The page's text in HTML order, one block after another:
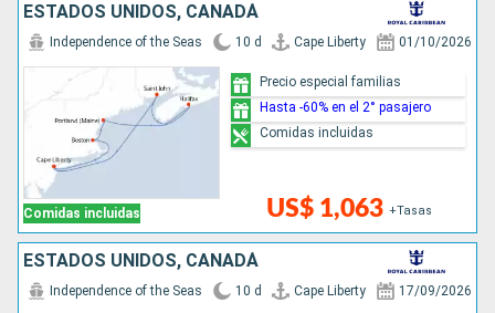
ESTADOS UNIDOS, CANADÁ
Comidas incluidas
Independence of the Seas 10 d Cape Liberty 01/10/2026
US$ 1,063 +Tasas
Precio especial familias
Hasta -60% en el 2° pasajero
Comidas incluidas
ESTADOS UNIDOS, CANADÁ
Independence of the Seas 10 d Cape Liberty 17/09/2026